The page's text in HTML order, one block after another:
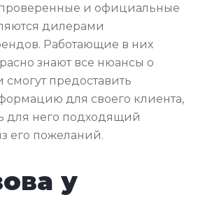
проверенные и официальные
дилерами
Работающие в них
знают все нюансы о
предоставить
для своего клиента,
для него подходящий
его пожеланий.
у